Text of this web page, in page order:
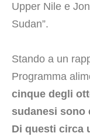
Upper Nile e
Sudan”.
Stando a un
Programma
cinque degli
sudanesi sono
Di questi circa